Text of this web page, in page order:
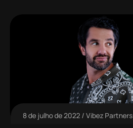
8 de julho de 2022
Vibez Partners